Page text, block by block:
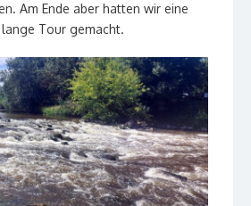
Am Ende aber hatten wir eine
Tour gemacht.